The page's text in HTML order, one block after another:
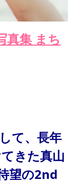
真集 まち
て、長年
きた真山
望の2nd